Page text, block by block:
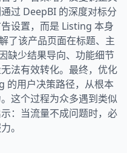
过 DeepBI 的深度对标分
设置，而是 Listing 本身
了该产品页面在标题、主
缺少结果导向、功能细节
法有效转化。最终，优化
的用户决策路径，从根本
这个过程为众多遇到类似
：当流量不成问题时，必
。